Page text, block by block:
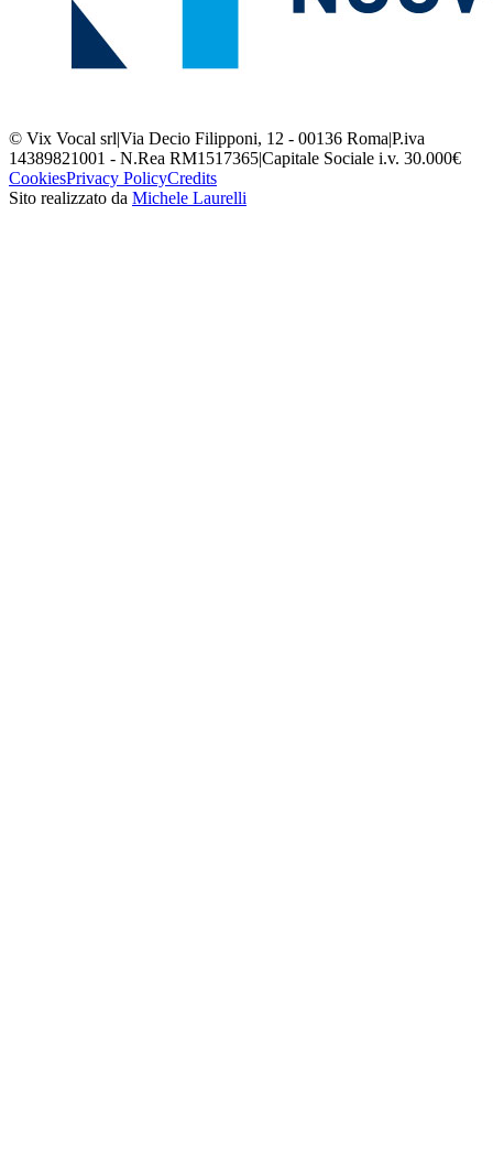
© Vix Vocal srl|Via Decio Filipponi, 12 - 00136 Roma|P.iva
14389821001 - N.Rea RM1517365|Capitale Sociale i.v. 30.000€
CookiesPrivacy PolicyCredits
Sito realizzato da Michele Laurelli